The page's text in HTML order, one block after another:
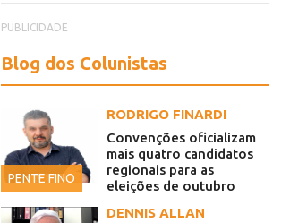
PUBLICIDADE
Blog dos Colunistas
PENTE FINO
RODRIGO FINARDI
Convenções oficializam
mais quatro candidatos
regionais para as
eleições de outubro
DENNIS ALLAN